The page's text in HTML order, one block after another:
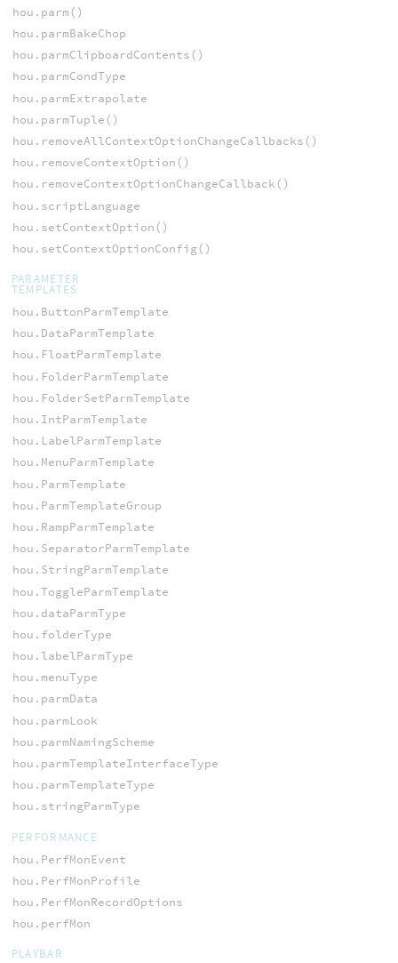
hou.parm()
hou.parmBakeChop
hou.parmClipboardContents()
hou.parmCondType
hou.parmExtrapolate
hou.parmTuple()
hou.removeAllContextOptionChangeCallbacks()
hou.removeContextOption()
hou.removeContextOptionChangeCallback()
hou.scriptLanguage
hou.setContextOption()
hou.setContextOptionConfig()
PARAMETER
TEMPLATES
hou.ButtonParmTemplate
hou.DataParmTemplate
hou.FloatParmTemplate
hou.FolderParmTemplate
hou.FolderSetParmTemplate
hou.IntParmTemplate
hou.LabelParmTemplate
hou.MenuParmTemplate
hou.ParmTemplate
hou.ParmTemplateGroup
hou.RampParmTemplate
hou.SeparatorParmTemplate
hou.StringParmTemplate
hou.ToggleParmTemplate
hou.dataParmType
hou.folderType
hou.labelParmType
hou.menuType
hou.parmData
hou.parmLook
hou.parmNamingScheme
hou.parmTemplateInterfaceType
hou.parmTemplateType
hou.stringParmType
PERFORMANCE
hou.PerfMonEvent
hou.PerfMonProfile
hou.PerfMonRecordOptions
hou.perfMon
PLAYBAR